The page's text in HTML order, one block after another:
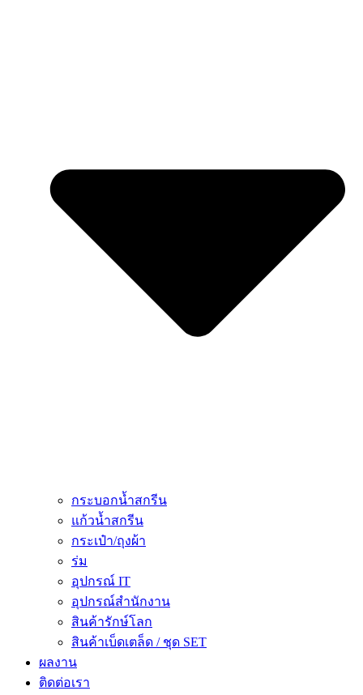
กระบอกน้ำสกรีน
แก้วน้ำสกรีน
กระเป๋า/ถุงผ้า
ร่ม
อุปกรณ์ IT
อุปกรณ์สำนักงาน
สินค้ารักษ์โลก
สินค้าเบ็ดเตล็ด / ชุด SET
ผลงาน
ติดต่อเรา